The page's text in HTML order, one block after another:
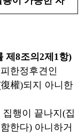
제 8조의2제 1항)
한정후견인
復權)되지 아니한
행이 끝나지 (집
한다) 아니하거